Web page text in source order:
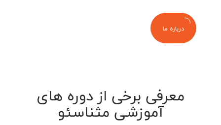
درباره ما
معرفی برخی از دوره های
آموزشی مثناسئو